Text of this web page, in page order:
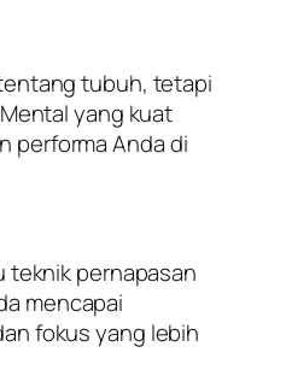
tubuh, tetapi
yang kuat
performa Anda di
teknik pernapasan
mencapai
fokus yang lebih